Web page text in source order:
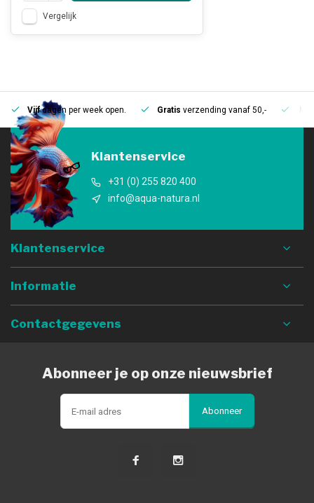
Vergelijk
Vijfdagen per week open. Gratis verzending vanaf 50,-
Klantenservice
+31 (0) 255 820 400
info@aqua-natura.nl
Klantenservice
Informatie
Contactgegevens
Abonneer je op onze nieuwsbrief
Abonneer